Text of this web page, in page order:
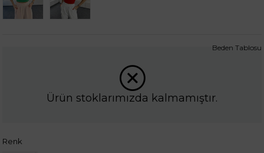
Ürün stoklarımızda kalmamıştır.
Renk
Beden Tablosu